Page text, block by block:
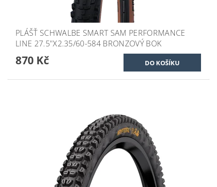
PLÁŠŤ SCHWALBE SMART SAM PERFORMANCE
LINE 27.5"X2.35/60-584 BRONZOVÝ BOK
870 Kč